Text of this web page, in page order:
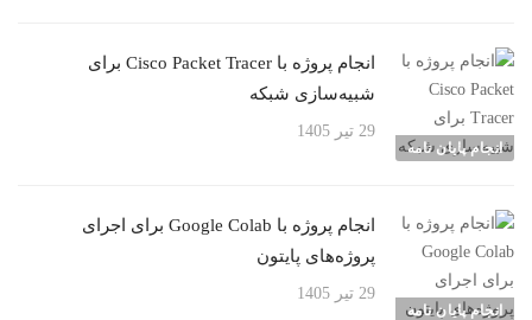
انجام پایان نامه
انجام پروژه با Cisco Packet Tracer برای
شبیه‌سازی شبکه
29 تیر 1405
انجام پایان نامه
انجام پروژه با Google Colab برای اجرای
پروژه‌های پایتون
29 تیر 1405